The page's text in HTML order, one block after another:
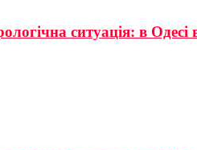
ситуація: в